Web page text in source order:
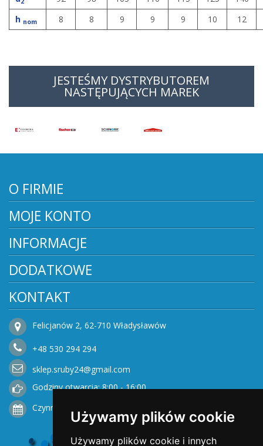
Używamy plików cookie
Używamy plików cookie i innych
h nom 8 8 9 9 9 10 12
JESTEŚMY DYSTRYBUTOREM
NASTĘPUJĄCYCH MAREK
O FIRMIE
MOJE KONTO
INFORMACJE
DODATKOWE
KONTAKT
Felicjanów 2, 62-710 Władysławów
+48 530 294 294
sklep.sruby24@gmail.com
Godziny otwarcia: 8:00 - 16:00
Czynne od Poniedziałku do Piątku